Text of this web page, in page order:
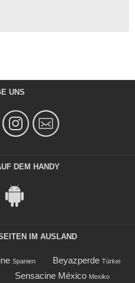
UNS
DEM HANDY
IM AUSLAND
Spanien Beyazperde Türkei
Sensacine México Mexiko